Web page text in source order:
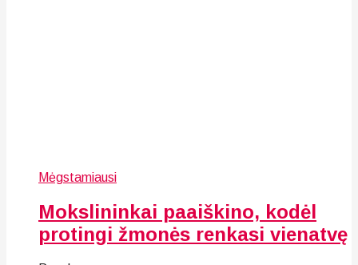
Mėgstamiausi
Mokslininkai paaiškino, kodėl
protingi žmonės renkasi vienatvę